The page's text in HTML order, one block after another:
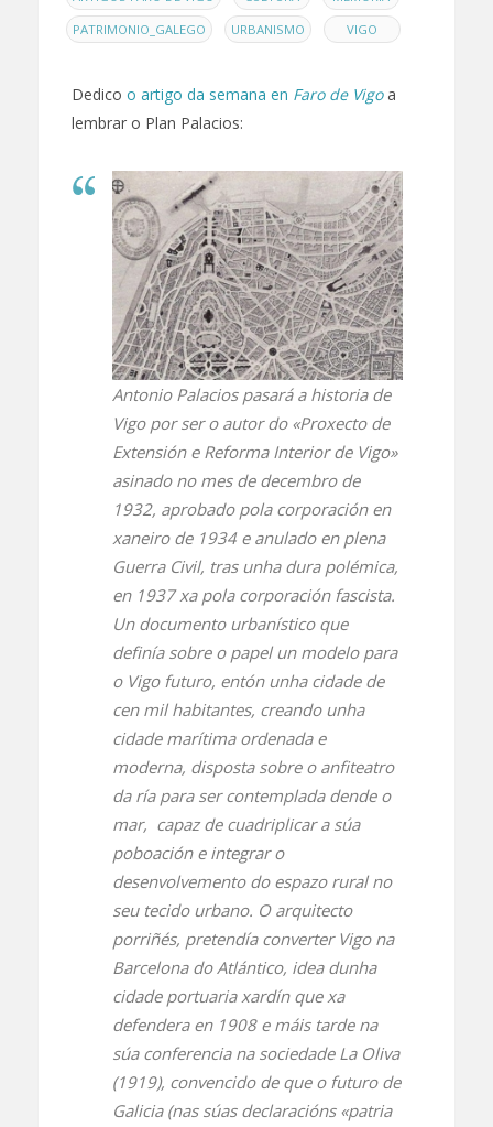
PATRIMONIO_GALEGO , URBANISMO , VIGO
Dedico o artigo da semana en Faro de Vigoa
lembrar o Plan Palacios:
Antonio Palacios pasará a historia de
Vigo por ser o autor do «Proxecto de
Extensión e Reforma Interior de Vigo»
asinado no mes de decembro de
1932, aprobado pola corporación en
xaneiro de 1934 e anulado en plena
Guerra Civil, tras unha dura polémica,
en 1937 xa pola corporación fascista.
Un documento urbanístico que
definía sobre o papel un modelo para
o Vigo futuro, entón unha cidade de
cen mil habitantes, creando unha
cidade marítima ordenada e
moderna, disposta sobre o anfiteatro
da ría para ser contemplada dende o
mar, capaz de cuadriplicar a súa
poboación e integrar o
desenvolvemento do espazo rural no
seu tecido urbano. O arquitecto
porriñés, pretendía converter Vigo na
Barcelona do Atlántico, idea dunha
cidade portuaria xardín que xa
defendera en 1908 e máis tarde na
súa conferencia na sociedade La Oliva
(1919), convencido de que o futuro de
Galicia (nas súas declaracións «patria